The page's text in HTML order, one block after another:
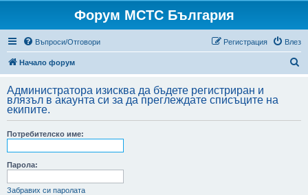
Форум МСТС България
Въпроси/Отговори Влез
Регистрация
Начало форум
Администратора изисква да бъдете регистриран и
влязъл в акаунта си за да преглеждате списъците на
екипите.
Потребителско име:
Парола:
Забравих си паролата